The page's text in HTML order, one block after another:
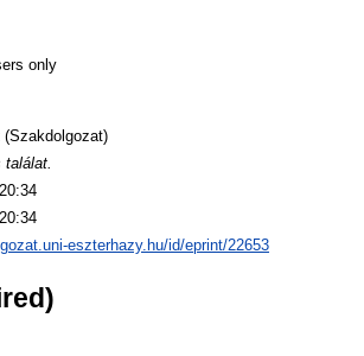
only
találat.
eszterhazy.hu/id/eprint/22653